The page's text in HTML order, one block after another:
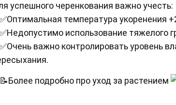
успешного черенкования важно учесть:
Оптимальная температура укоренения
Недопустимо использование тяжелого
Очень важно контролировать уровень
Более подробно про уход за растением